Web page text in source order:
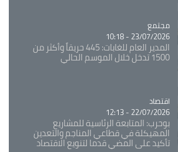
Catégorie
مجتمع
23/07/2026 - 10:18
المدير العام للغابات: 445 حريقاً وأكثر من
1500 تدخل خلال الموسم الحالي
Catégorie
اقتصاد
22/07/2026 - 12:13
بوحرب: المتابعة الرئاسية للمشاريع
المهيكلة في قطاعي المناجم والتعدين
تأكيد على المضي قدما لتنويع الاقتصاد